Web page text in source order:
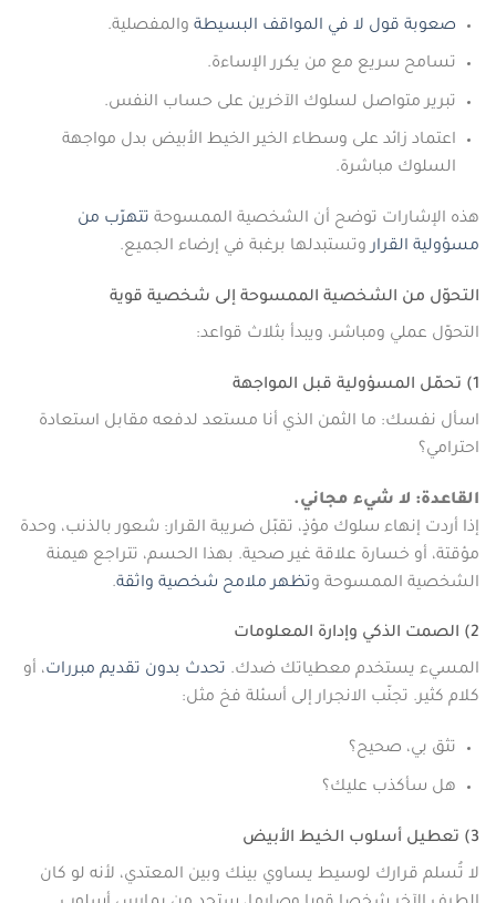
صعوبة قول لا في المواقف البسيطةوالمفصلية.
تسامح سريع مع من يكرر الإساءة.
تبرير متواصل لسلوك الآخرين على حساب النفس.
اعتماد زائد على وسطاء الخير الخيط الأبيض بدل مواجهة
السلوك مباشرة.
هذه الإشارات توضح أن الشخصية الممسوحة تتهرّب من
مسؤولية القراروتستبدلها برغبة في إرضاء الجميع.
التحوّل من الشخصية الممسوحة إلى شخصية قوية
التحوّل عملي ومباشر، ويبدأ بثلاث قواعد:
1) تحمّل المسؤولية قبل المواجهة
اسأل نفسك: ما الثمن الذي أنا مستعد لدفعه مقابل استعادة
احترامي؟
القاعدة: لا شيء مجاني.
إذا أردت إنهاء سلوك مؤذٍ، تقبّل ضريبة القرار: شعور بالذنب، وحدة
مؤقتة، أو خسارة علاقة غير صحية. بهذا الحسم، تتراجع هيمنة
الشخصية الممسوحة وتظهر ملامح شخصية واثقة.
2) الصمت الذكي وإدارة المعلومات
المسيء يستخدم معطياتك ضدك. تحدث بدون تقديم مبررات، أو
كلام كثير. تجنّب الانجرار إلى أسئلة فخ مثل:
تثق بي، صحيح؟
هل سأكذب عليك؟
3) تعطيل أسلوب الخيط الأبيض
لا تُسلم قرارك لوسيط يساوي بينك وبين المعتدي، لأنه لو كان